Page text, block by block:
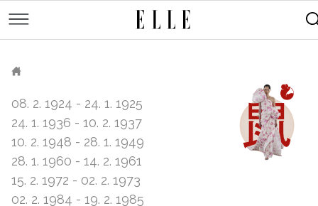
obsahu
MÓDA
Street
přehlídky
měsíce
a
LIFESTYLE
Kulturní
tipy
Cestování
Technologie
Empowerment
HOROSKOPY
Sluneční
Keltský
Indiánský
Numerologie
CELEBRITY
Novinky
Styl
slavných
Rozhovory
ELLE BEAUTY LOUNGE
Singles
Vy a
on
Sex
08. 2. 1924 - 24. 1. 1925
24. 1. 1936 - 10. 2. 1937
10. 2. 1948 - 28. 1. 1949
28. 1. 1960 - 14. 2. 1961
15. 2. 1972 - 02. 2. 1973
02. 2. 1984 - 19. 2. 1985